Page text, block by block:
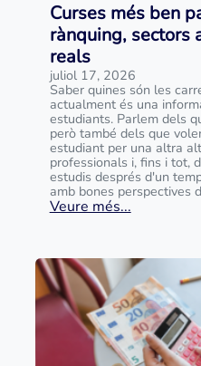
Curses més ben
rànquing, sectors
reals
juliol 17, 2026
Saber quines són les
actualment és una
estudiants. Parlem dels
però també dels que
estudiant per una altra
professionals i, fins i tot,
estudis després d'un
amb bones perspectives
Veure més...